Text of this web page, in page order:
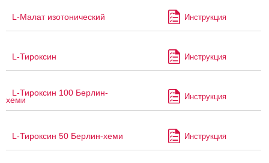
L-Малат изотонический Инструкция
L-Тироксин Инструкция
L-Тироксин 100 Берлин-
хеми Инструкция
L-Тироксин 50 Берлин-хеми Инструкция